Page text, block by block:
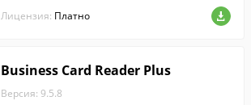
Лицензия: Платно
Business Card Reader Plus
Версия: 9.5.8